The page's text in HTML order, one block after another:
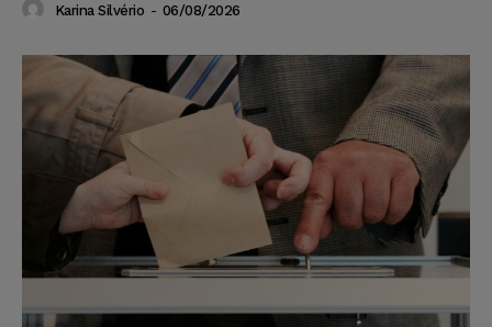
Karina Silvério - 06/08/2026